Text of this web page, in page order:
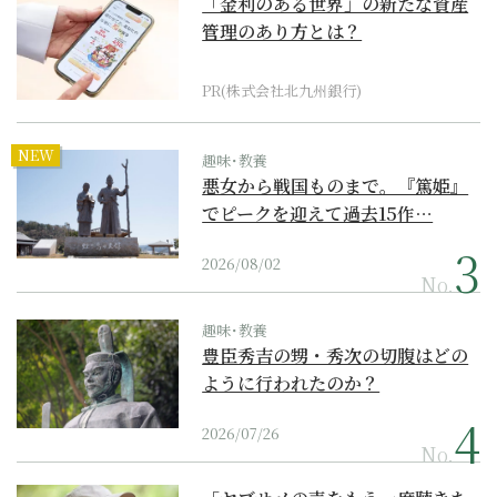
管理のあり方とは？
PR(株式会社北九州銀行)
NEW 趣味･教養
悪女から戦国ものまで。『篤姫』
でピークを迎えて過去15作…
2026/08/02
No.
趣味･教養
豊臣秀吉の甥・秀次の切腹はどの
ように行われたのか？
2026/07/26
No.